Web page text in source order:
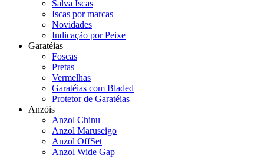
Salva Iscas
Iscas por marcas
Novidades
Indicação por Peixe
Garatéias
Foscas
Pretas
Vermelhas
Garatéias com Bladed
Protetor de Garatéias
Anzóis
Anzol Chinu
Anzol Maruseigo
Anzol OffSet
Anzol Wide Gap